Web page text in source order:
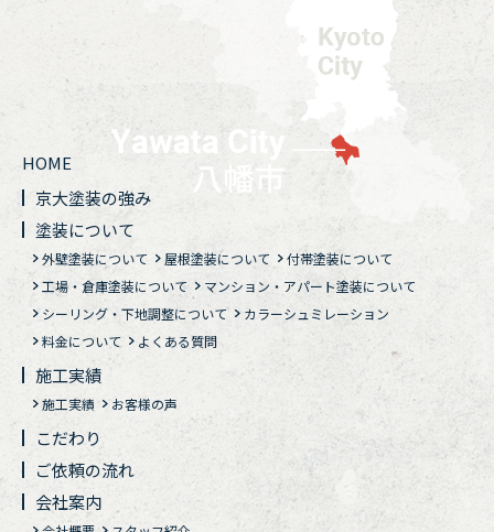
HOME
京大塗装の強み
塗装について
外壁塗装について 屋根塗装について
付帯塗装について
工場・倉庫塗装について
マンション・アパート塗装について
シーリング・下地調整について
カラーシュミレーション
料金について
よくある質問
施工実績
施工実績 お客様の声
こだわり
ご依頼の流れ
会社案内